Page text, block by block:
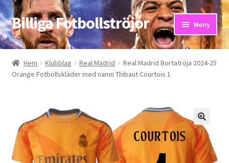
Hoppa
till
navigering
Hoppa
till
innehåll
Billiga Fotbollströjor Meny
Hem
Bloggar
Kassa
Kontakta oss
Hem Klubblag Real Madrid
Real Madrid Bortatröja 2024-25
Orange Fotbollskläder med namn Thibaut Courtois 1